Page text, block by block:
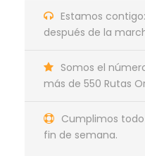
Estamos
después de la
Somos el
más de 550 Rutas
Cumplimos
fin de semana.